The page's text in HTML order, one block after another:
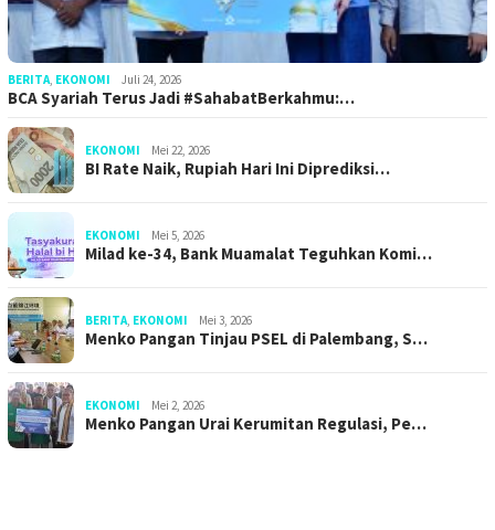
BERITA, EKONOMI Juli 24, 2026
BCA Syariah Terus Jadi #SahabatBerkahmu:…
EKONOMI Mei 22, 2026
BI Rate Naik, Rupiah Hari Ini Diprediksi…
EKONOMI Mei 5, 2026
Milad ke-34, Bank Muamalat Teguhkan Komi…
BERITA, EKONOMI Mei 3, 2026
Menko Pangan Tinjau PSEL di Palembang, S…
EKONOMI Mei 2, 2026
Menko Pangan Urai Kerumitan Regulasi, Pe…